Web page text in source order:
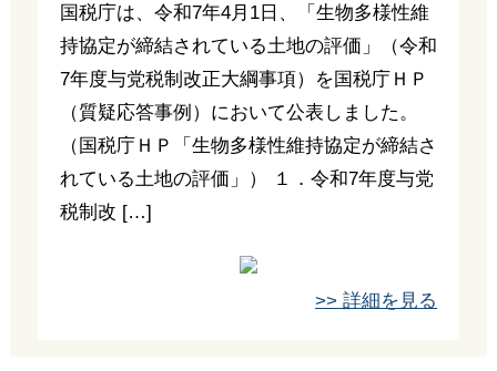
国税庁は、令和7年4月1日、「生物多様性維
持協定が締結されている土地の評価」（令和
7年度与党税制改正大綱事項）を国税庁ＨＰ
（質疑応答事例）において公表しました。
（国税庁ＨＰ「生物多様性維持協定が締結さ
れている土地の評価」） １．令和7年度与党
税制改 […]
>> 詳細を見る